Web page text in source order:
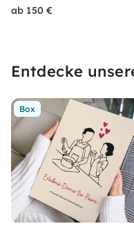
ab 150 €
Entdecke
Box